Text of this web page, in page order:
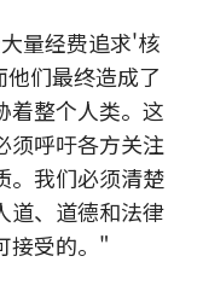
量经费追求'核
们最终造成了
着整个人类。这
须呼吁各方关注
。我们必须清楚
道、道德和法律
接受的。"